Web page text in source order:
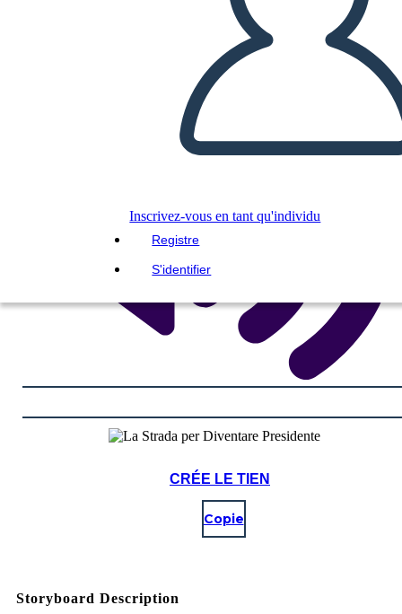
Inscrivez-vous en tant qu'individu
Registre
S'identifier
LIS-MOI
CRÉE LE TIEN
Copie
Storyboard Description